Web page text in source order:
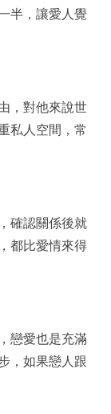
半，讓愛人覺
，對他來說世
私人空間，常
確認關係後就
都比愛情來得
戀愛也是充滿
，如果戀人跟